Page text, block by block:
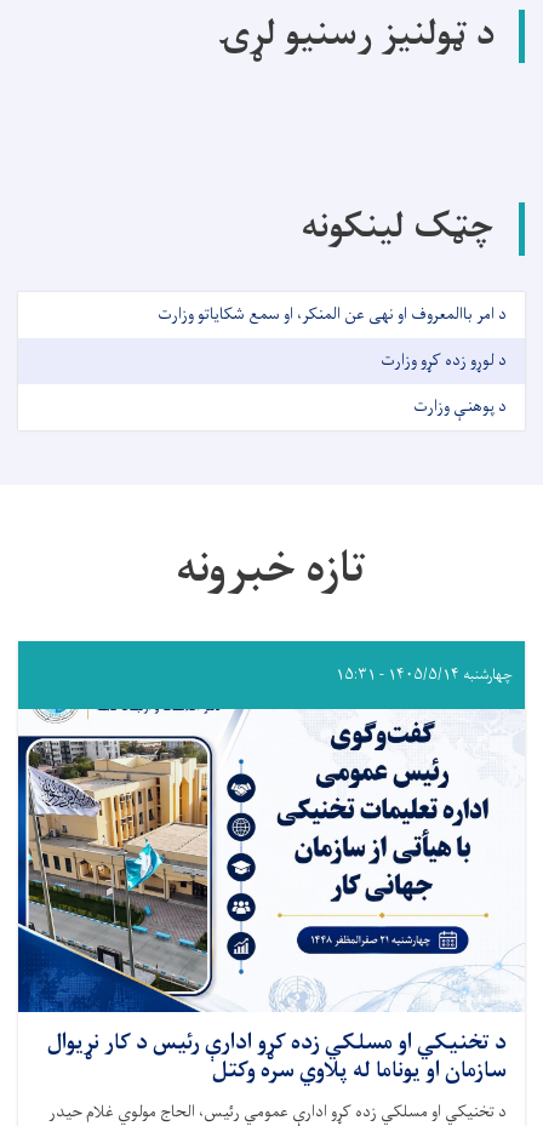
د ټولنیز رسنیو لړۍ
چټک لینکونه
د امر باالمعروف او نهی عن المنکر، او سمع شکایاتو وزارت
د لوړو زده کړو وزارت
د پوهنې وزارت
تازه خبرونه
چهارشنبه ۱۴۰۵/۵/۱۴ - ۱۵:۳۱
د تخنیکي او مسلکي زده کړو ادارې رئیس د کار نړیوال
سازمان او یوناما له پلاوي سره وکتل
د تخنیکي او مسلکي زده کړو ادارې عمومي رئیس، الحاج مولوي غلام حیدر